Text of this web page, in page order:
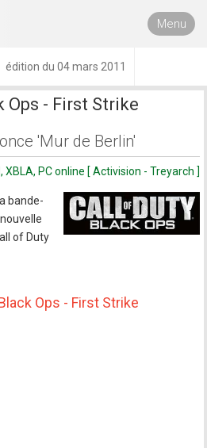
Menu
édition du 04 mars 2011
Ops - First Strike
'Mur de Berlin'
XBLA, PC online [ Activision - Treyarch ]
bande-
of Duty
Ops - First Strike